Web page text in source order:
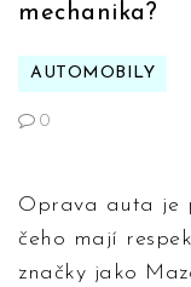
mechanika?
AUTOMOBILY
0
Oprava auta je
čeho mají
značky jako